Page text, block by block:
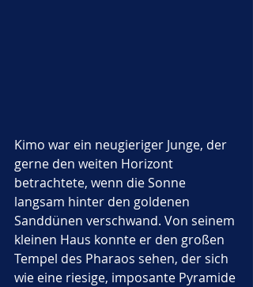
Kimo war ein neugieriger Junge, der
gerne den weiten Horizont
betrachtete, wenn die Sonne
langsam hinter den goldenen
Sanddünen verschwand. Von seinem
kleinen Haus konnte er den großen
Tempel des Pharaos sehen, der sich
wie eine riesige, imposante Pyramide